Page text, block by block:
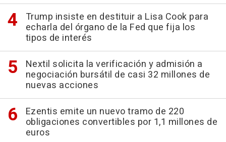
Trump insiste en destituir a Lisa Cook para
echarla del órgano de la Fed que fija los
tipos de interés
Nextil solicita la verificación y admisión a
negociación bursátil de casi 32 millones de
nuevas acciones
Ezentis emite un nuevo tramo de 220
obligaciones convertibles por 1,1 millones de
euros